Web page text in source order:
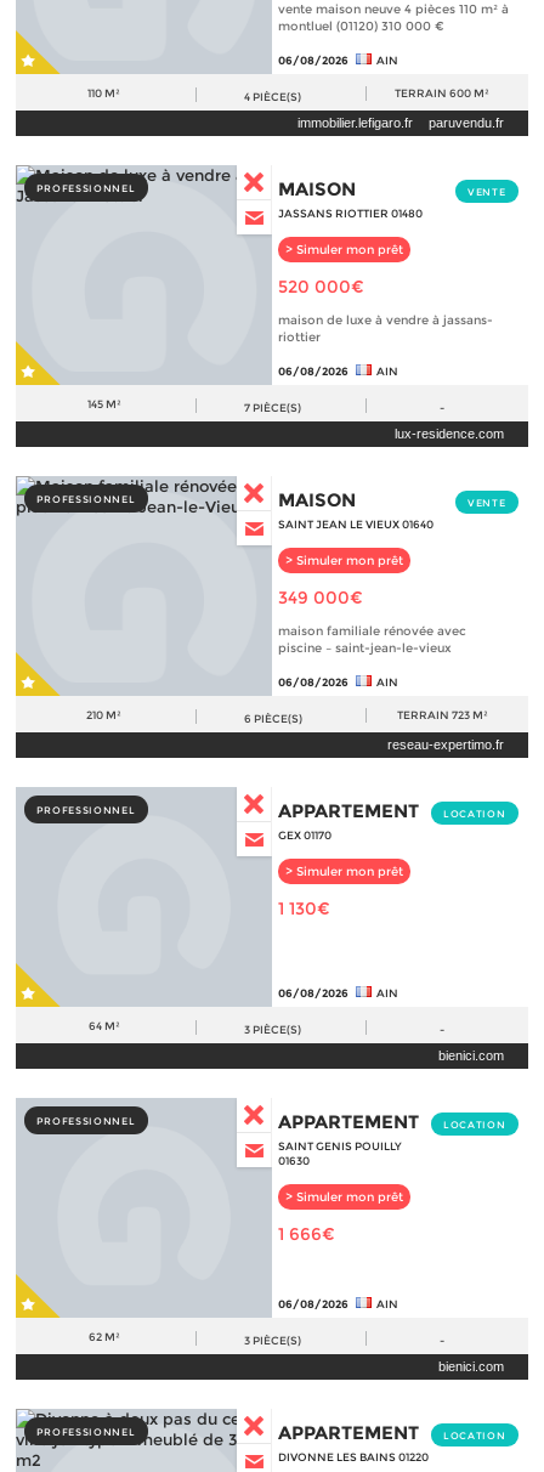
vente maison neuve 4 pièces 110 m² à
montluel (01120) 310 000 €
06/08/2026 AIN
110 M² 4 PIÈCE(S) TERRAIN 600 M²
immobilier.lefigaro.fr paruvendu.fr
PROFESSIONNEL MAISON
JASSANS RIOTTIER 01480
> Simuler mon prêt
VENTE
520 000€
maison de luxe à vendre à jassans-
riottier
06/08/2026 AIN
145 M² 7 PIÈCE(S) -
lux-residence.com
PROFESSIONNEL MAISON
SAINT JEAN LE VIEUX 01640
> Simuler mon prêt
VENTE
349 000€
maison familiale rénovée avec
piscine – saint-jean-le-vieux
06/08/2026 AIN
210 M² 6 PIÈCE(S) TERRAIN 723 M²
reseau-expertimo.fr
PROFESSIONNEL APPARTEMENT
GEX 01170
> Simuler mon prêt
LOCATION
1 130€
06/08/2026 AIN
64 M² 3 PIÈCE(S) -
bienici.com
PROFESSIONNEL APPARTEMENT
SAINT GENIS POUILLY
01630
> Simuler mon prêt
LOCATION
1 666€
06/08/2026 AIN
62 M² 3 PIÈCE(S) -
bienici.com
PROFESSIONNEL APPARTEMENT
DIVONNE LES BAINS 01220
LOCATION